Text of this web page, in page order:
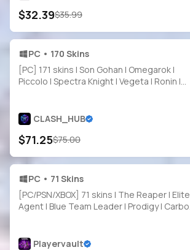
$32.39$35.99
PC • 170 Skins
[PC] 171 skins | Son Gohan | Omegarok |
Piccolo | Spectra Knight | Vegeta | Ronin |
CLASH_HUB
$71.25$75.00
PC • 71 Skins
[PC/PSN/XBOX] 71 skins | The Reaper | Elite
Agent | Blue Team Leader | Prodigy | Carbon
Playervault